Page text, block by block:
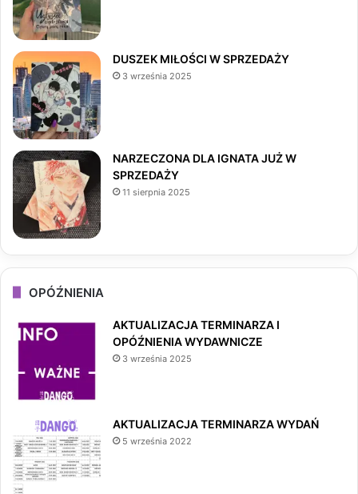
k
DUSZEK MIŁOŚCI W SPRZEDAŻY
3 września 2025
NARZECZONA DLA IGNATA JUŻ W
SPRZEDAŻY
11 sierpnia 2025
OPÓŹNIENIA
AKTUALIZACJA TERMINARZA I
OPÓŹNIENIA WYDAWNICZE
3 września 2025
AKTUALIZACJA TERMINARZA WYDAŃ
5 września 2022